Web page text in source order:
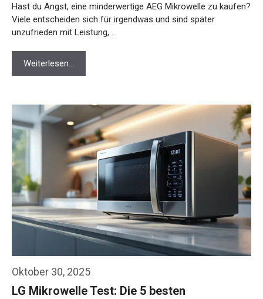
Hast du Angst, eine minderwertige AEG Mikrowelle zu kaufen?
Viele entscheiden sich für irgendwas und sind später
unzufrieden mit Leistung, …
Weiterlesen…
Oktober 30, 2025
LG Mikrowelle Test: Die 5 besten